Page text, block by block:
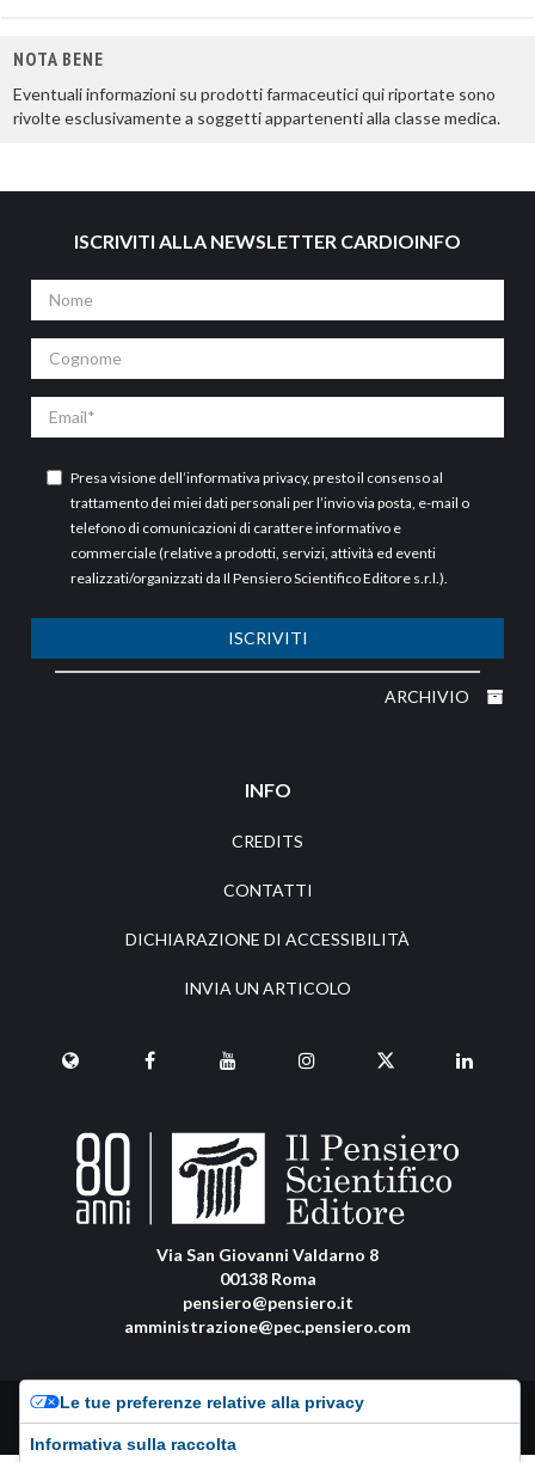
NOTA BENE
Eventuali informazioni su prodotti farmaceutici qui riportate sono
rivolte esclusivamente a soggetti appartenenti alla classe medica.
ISCRIVITI ALLA NEWSLETTER CARDIOINFO
Nome
Cognome
Email
Presa visione dell’informativa privacy, presto il consenso al
trattamento dei miei dati personali per l’invio via posta, e-mail o
telefono di comunicazioni di carattere informativo e
commerciale (relative a prodotti, servizi, attività ed eventi
realizzati/organizzati da Il Pensiero Scientifico Editore s.r.l.).
ISCRIVITI
ARCHIVIO
INFO
CREDITS
CONTATTI
DICHIARAZIONE DI ACCESSIBILITÀ
INVIA UN ARTICOLO
Via San Giovanni Valdarno 8
00138 Roma
pensiero@pensiero.it
amministrazione@pec.pensiero.com
Riproduzione e diritti riservati - ISSN online: 1972-6481 |
Le tue preferenze relative alla privacy
Informativa sulla raccolta